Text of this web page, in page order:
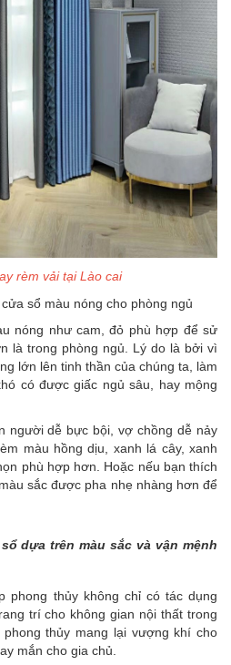
rèm vải tại Lào cai
sổ màu nóng cho phòng ngủ
nóng như cam, đỏ phù hợp để sử
là trong phòng ngủ. Lý do là bởi vì
lớn lên tinh thần của chúng ta, làm
có được giấc ngủ sâu, hay mộng
người dễ bực bội, vợ chồng dễ nảy
màu hồng dịu, xanh lá cây, xanh
phù hợp hơn. Hoặc nếu bạn thích
sắc được pha nhẹ nhàng hơn để
dựa trên màu sắc và vận mệnh
phong thủy không chỉ có tác dụng
trí cho không gian nội thất trong
thủy mang lại vượng khí cho
mắn cho gia chủ.